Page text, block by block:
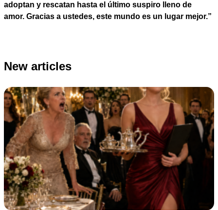
adoptan y rescatan hasta el último suspiro lleno de
amor. Gracias a ustedes, este mundo es un lugar mejor.”
New articles